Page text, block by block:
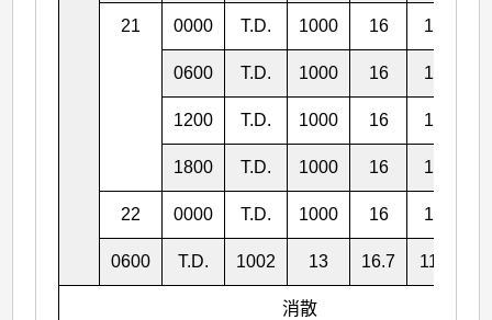
21 0000 T.D. 1000 16 14.8
0600 T.D. 1000 16 15.4
1200 T.D. 1000 16 15.9
1800 T.D. 1000 16 16.3
22 0000 T.D. 1000 16 16.5
0600 T.D. 1002 13 16.7 119.4
消散